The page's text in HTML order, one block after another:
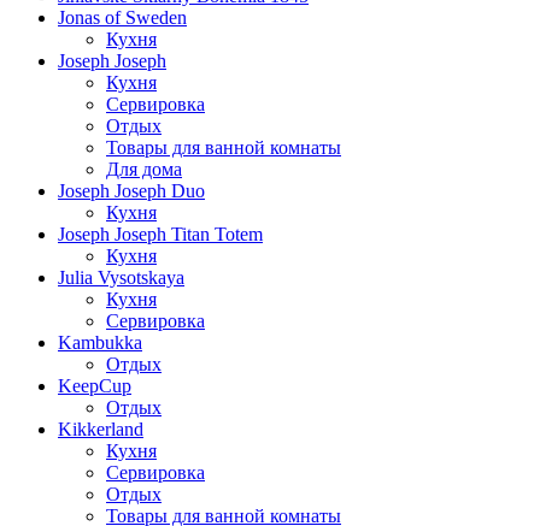
Jonas of Sweden
Кухня
Joseph Joseph
Кухня
Сервировка
Отдых
Товары для ванной комнаты
Для дома
Joseph Joseph Duo
Кухня
Joseph Joseph Titan Totem
Кухня
Julia Vysotskaya
Кухня
Сервировка
Kambukka
Отдых
KeepCup
Отдых
Kikkerland
Кухня
Сервировка
Отдых
Товары для ванной комнаты